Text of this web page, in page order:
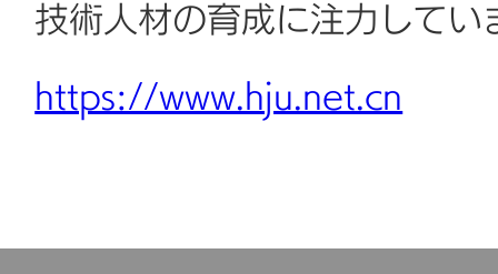
技術人材の育成に注力して
https://www.hju.net.cn